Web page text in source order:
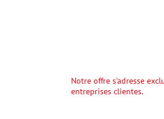
Notre offre s'adresse
entreprises clientes.